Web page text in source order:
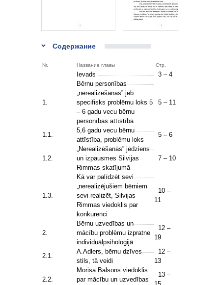
Содержание
Nr. Название главы Стр.
Ievads 3 – 4
1.
Bērnu personības
„nerealizēšanās” jeb
specifisks problēmu loks 5
– 6 gadu vecu bērnu
personības attīstībā
5 – 11
1.1.
5,6 gadu vecu bērnu
attīstība, problēmu loks
5 – 6
1.2.
„Nerealizēšanās” jēdziens
un izpausmes Silvijas
Rimmas skatījumā
7 – 10
1.3.
Kā var palīdzēt sevi
„nerealizējušiem bērniem
sevi realizēt, Silvijas
Rimmas viedoklis par
konkurenci
10 –
11
2.
Bērnu uzvedības un
mācību problēmu izpratne
individuālpsiholoģijā
12 –
19
2.1.
A.Ādlers, bērnu dzīves
stils, tā veidi
12 –
13
2.2.
Morisa Balsons viedoklis
par mācību un uzvedības
13 –